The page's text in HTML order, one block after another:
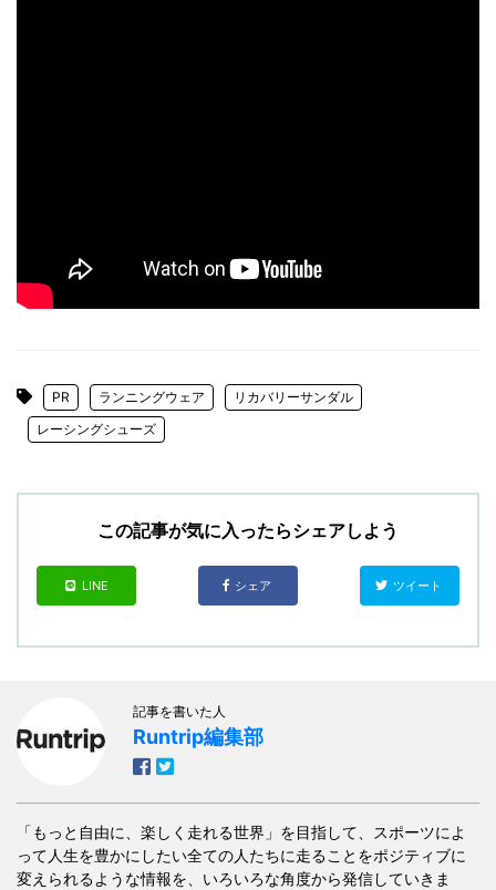
PR ランニングウェア
リカバリーサンダル
レーシングシューズ
この記事が気に入ったらシェアしよう
LINE シェア ツイート
記事を書いた人
Runtrip編集部
「もっと自由に、楽しく走れる世界」を目指して、スポーツによ
って人生を豊かにしたい全ての人たちに走ることをポジティブに
変えられるような情報を、いろいろな角度から発信していきま